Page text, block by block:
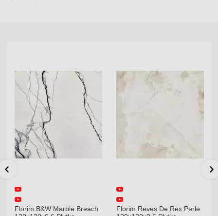
Florim B&W Marble Breach
Florim Reves De Rex Perle